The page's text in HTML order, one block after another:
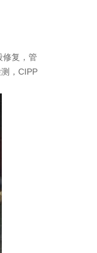
修复，管
，CIPP